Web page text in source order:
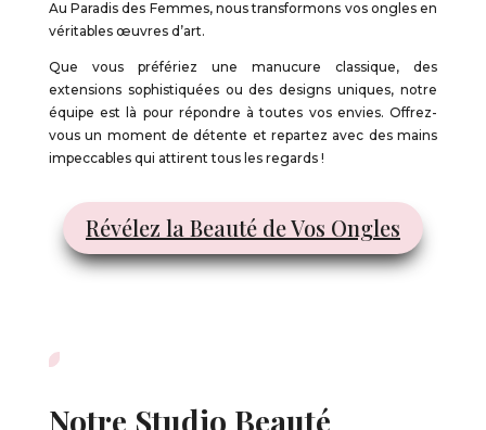
Au Paradis des Femmes, nous transformons vos ongles en
véritables œuvres d’art.
Que vous préfériez une manucure classique, des
extensions sophistiquées ou des designs uniques, notre
équipe est là pour répondre à toutes vos envies. Offrez-
vous un moment de détente et repartez avec des mains
impeccables qui attirent tous les regards !
Révélez la Beauté de Vos Ongles
Notre Studio Beauté